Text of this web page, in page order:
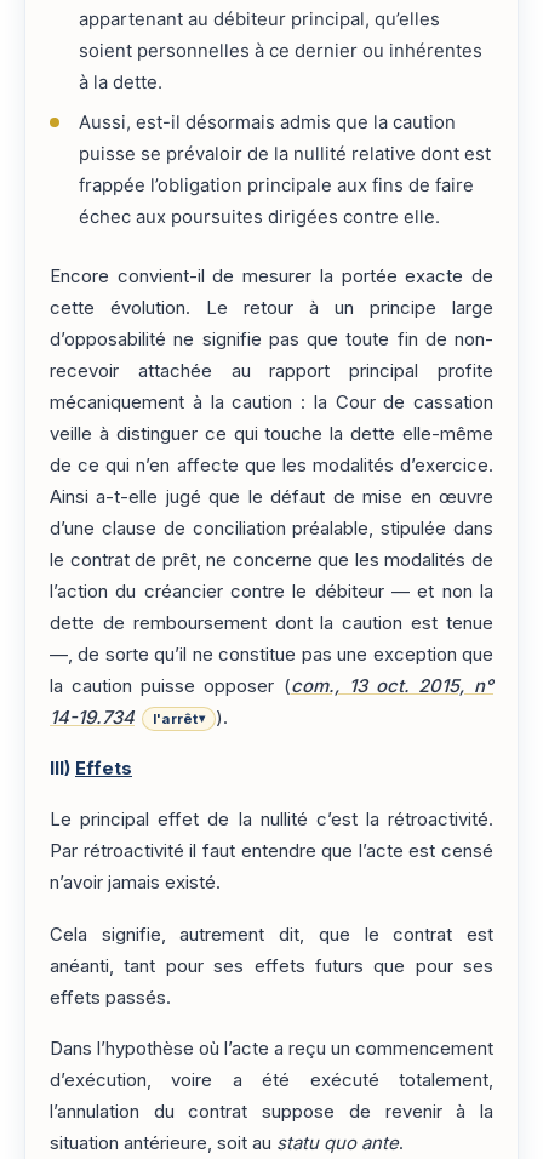
appartenant au débiteur principal, qu’elles
soient personnelles à ce dernier ou inhérentes
à la dette.
Aussi, est-il désormais admis que la caution
puisse se prévaloir de la nullité relative dont est
frappée l’obligation principale aux fins de faire
échec aux poursuites dirigées contre elle.
Encore convient-il de mesurer la portée exacte de
cette évolution. Le retour à un principe large
d’opposabilité ne signifie pas que toute fin de non-
recevoir attachée au rapport principal profite
mécaniquement à la caution : la Cour de cassation
veille à distinguer ce qui touche la dette elle-même
de ce qui n’en affecte que les modalités d’exercice.
Ainsi a-t-elle jugé que le défaut de mise en œuvre
d’une clause de conciliation préalable, stipulée dans
le contrat de prêt, ne concerne que les modalités de
l’action du créancier contre le débiteur — et non la
dette de remboursement dont la caution est tenue
—, de sorte qu’il ne constitue pas une exception que
la caution puisse opposer (com., 13 oct. 2015, n°
14-19.734
l'arrêt▾ ).
III) Effets
Le principal effet de la nullité c’est la rétroactivité.
Par rétroactivité il faut entendre que l’acte est censé
n’avoir jamais existé.
Cela signifie, autrement dit, que le contrat est
anéanti, tant pour ses effets futurs que pour ses
effets passés.
Dans l’hypothèse où l’acte a reçu un commencement
d’exécution, voire a été exécuté totalement,
l’annulation du contrat suppose de revenir à la
situation antérieure, soit au statu quo ante.